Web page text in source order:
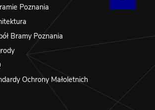
Poznania
Bramy Poznania
Ochrony Małoletnich